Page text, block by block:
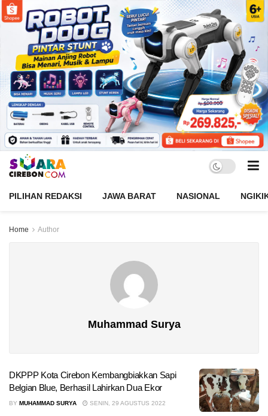
PILIHAN REDAKSI JAWA BARAT NASIONAL
Home Author
Muhammad Surya
DKPPP Kota Cirebon Kembangbiakkan Sapi
Belgian Blue, Berhasil Lahirkan Dua Ekor
BY MUHAMMAD SURYA SENIN, 29 AGUSTUS 2022